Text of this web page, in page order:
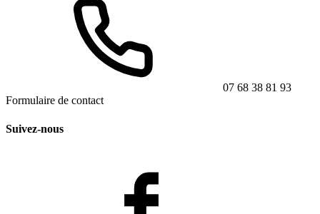
07 68 38 81 93
Formulaire de contact
Suivez-nous